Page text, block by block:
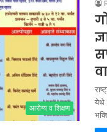
आरोग्य व शिक्षण
येथे